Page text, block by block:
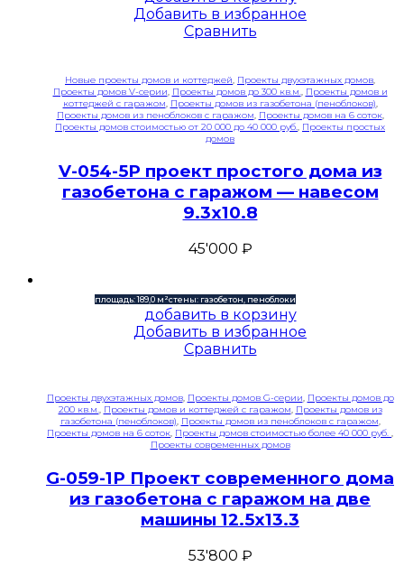
Добавить в избранное
Сравнить
Новые проекты домов и коттеджей, Проекты двухэтажных домов,
Проекты домов V-серии, Проекты домов до 300 кв.м., Проекты домов и
коттеджей с гаражом, Проекты домов из газобетона (пеноблоков),
Проекты домов из пеноблоков с гаражом, Проекты домов на 6 соток,
Проекты домов стоимостью от 20 000 до 40 000 руб., Проекты простых
домов
V-054-5P проект простого дома из
газобетона с гаражом — навесом
9.3х10.8
45'000 ₽
площадь: 189,0 м²стены: газобетон, пеноблоки
добавить в корзину
Добавить в избранное
Сравнить
Проекты двухэтажных домов, Проекты домов G-серии, Проекты домов до
200 кв.м., Проекты домов и коттеджей с гаражом, Проекты домов из
газобетона (пеноблоков), Проекты домов из пеноблоков с гаражом,
Проекты домов на 6 соток, Проекты домов стоимостью более 40 000 руб. ,
Проекты современных домов
G-059-1P Проект современного дома
из газобетона с гаражом на две
машины 12.5х13.3
53'800 ₽